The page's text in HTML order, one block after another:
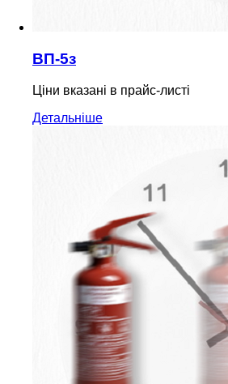
ВП-5з
Ціни вказані в прайс-листі
Детальніше